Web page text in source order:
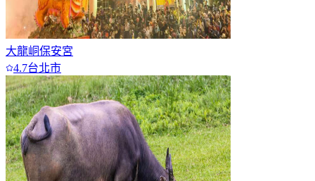
大龍峒保安宮
4.7台北市